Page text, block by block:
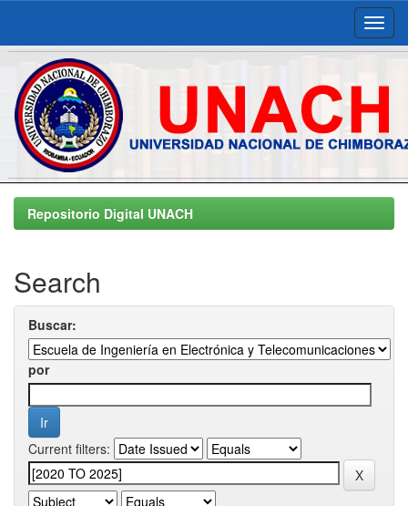
Skip
navigationRepositorio Digital UNACH
Search
Buscar:
por
Current filters: